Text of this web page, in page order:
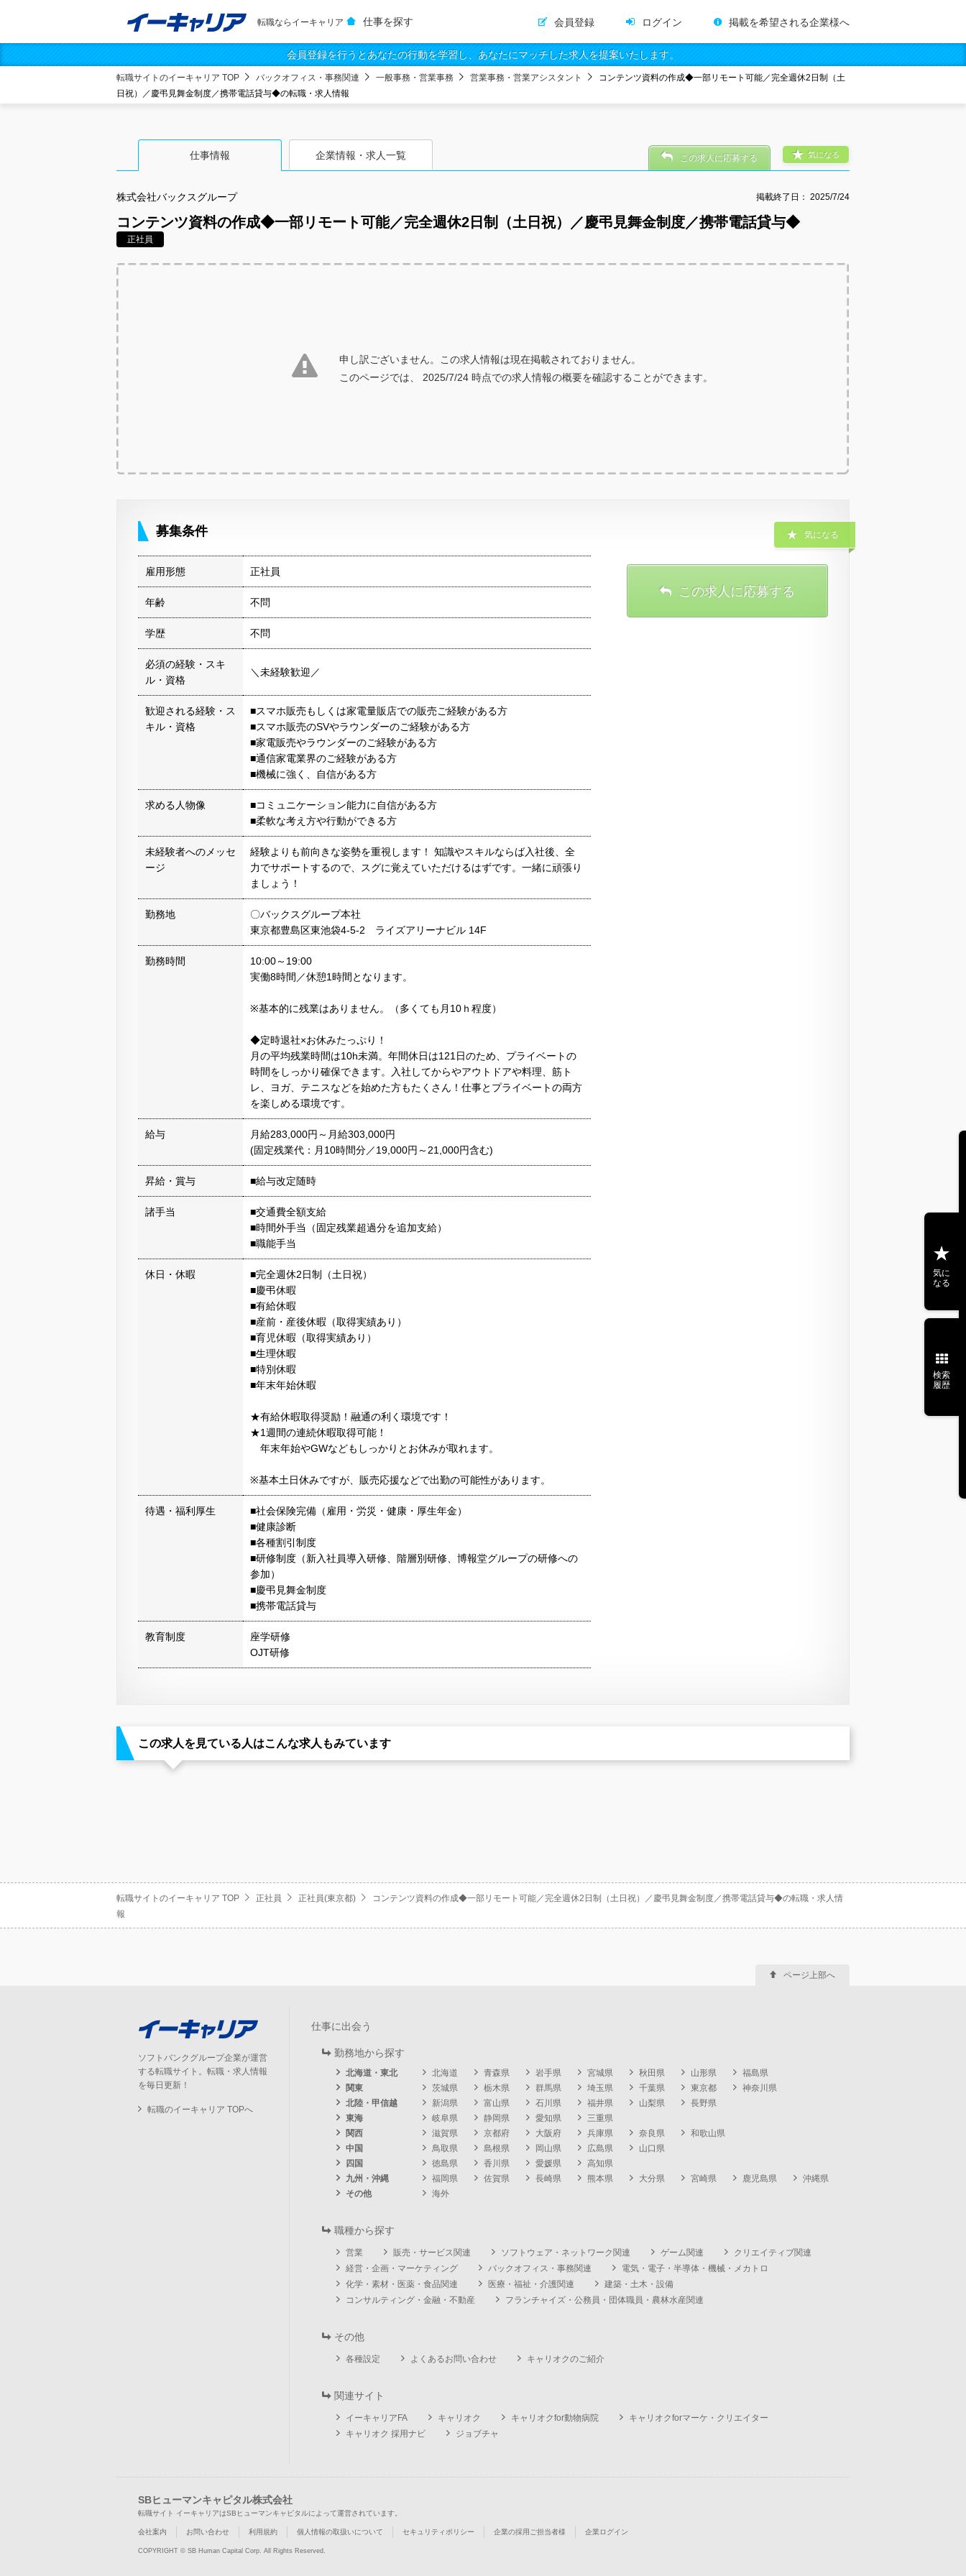
転職ならイーキャリア 仕事を探す 会員登録 ログイン 掲載を希望される企業様へ
会員登録を行うとあなたの行動を学習し、あなたにマッチした求人を提案いたします。
転職サイトのイーキャリア TOP バックオフィス・事務関連 一般事務・営業事務 営業事務・営業アシスタント
コンテンツ資料の作成◆一部リモート可能／完全週休2日制（土
日祝）／慶弔見舞金制度／携帯電話貸与◆の転職・求人情報
仕事情報 企業情報・求人一覧
株式会社バックスグループ 掲載終了日： 2025/7/24
コンテンツ資料の作成◆一部リモート可能／完全週休2日制（土日祝）／慶弔見舞金制度／携帯電話貸与◆
正社員
気になる
この求人に応募する
申し訳ございません。この求人情報は現在掲載されておりません。
このページでは、 2025/7/24 時点での求人情報の概要を確認することができます。
募集条件
雇用形態 正社員
年齢 不問
学歴 不問
必須の経験・スキ
ル・資格
＼未経験歓迎／
歓迎される経験・ス
キル・資格
■スマホ販売もしくは家電量販店での販売ご経験がある方
■スマホ販売のSVやラウンダーのご経験がある方
■家電販売やラウンダーのご経験がある方
■通信家電業界のご経験がある方
■機械に強く、自信がある方
求める人物像
■コミュニケーション能力に自信がある方
■柔軟な考え方や行動ができる方
未経験者へのメッセ
ージ
経験よりも前向きな姿勢を重視します！ 知識やスキルならば入社後、全
力でサポートするので、スグに覚えていただけるはずです。一緒に頑張り
ましょう！
勤務地
〇バックスグループ本社
東京都豊島区東池袋4-5-2 ライズアリーナビル 14F
勤務時間
10:00～19:00
実働8時間／休憩1時間となります。
※基本的に残業はありません。（多くても月10ｈ程度）
◆定時退社×お休みたっぷり！
月の平均残業時間は10h未満。年間休日は121日のため、プライベートの
時間をしっかり確保できます。入社してからやアウトドアや料理、筋ト
レ、ヨガ、テニスなどを始めた方もたくさん！仕事とプライベートの両方
を楽しめる環境です。
給与
月給283,000円～月給303,000円
(固定残業代：月10時間分／19,000円～21,000円含む)
昇給・賞与 ■給与改定随時
諸手当
■交通費全額支給
■時間外手当（固定残業超過分を追加支給）
■職能手当
休日・休暇
■完全週休2日制（土日祝）
■慶弔休暇
■有給休暇
■産前・産後休暇（取得実績あり）
■育児休暇（取得実績あり）
■生理休暇
■特別休暇
■年末年始休暇
★有給休暇取得奨励！融通の利く環境です！
★1週間の連続休暇取得可能！
年末年始やGWなどもしっかりとお休みが取れます。
※基本土日休みですが、販売応援などで出勤の可能性があります。
待遇・福利厚生
■社会保険完備（雇用・労災・健康・厚生年金）
■健康診断
■各種割引制度
■研修制度（新入社員導入研修、階層別研修、博報堂グループの研修への
参加）
■慶弔見舞金制度
■携帯電話貸与
教育制度
座学研修
OJT研修
気になる
この求人に応募する
この求人を見ている人はこんな求人もみています
転職サイトのイーキャリア TOP 正社員 正社員(東京都)
コンテンツ資料の作成◆一部リモート可能／完全週休2日制（土日祝）／慶弔見舞金制度／携帯電話貸与◆の転職・求人情
報
気に
なる
検索
履歴
ソフトバンクグループ企業が運営
する転職サイト。転職・求人情報
を毎日更新！
転職のイーキャリア TOPへ
仕事に出会う
勤務地から探す
北海道・東北 北海道 青森県 岩手県 宮城県 秋田県 山形県
福島県
関東
茨城県 栃木県 群馬県 埼玉県 千葉県 東京都
神奈川県
北陸・甲信越
新潟県 富山県 石川県 福井県 山梨県
長野県
東海
岐阜県 静岡県 愛知県
三重県
関西
滋賀県 京都府 大阪府 兵庫県 奈良県
和歌山県
中国
鳥取県 島根県 岡山県 広島県
山口県
四国
徳島県 香川県 愛媛県
高知県
九州・沖縄
福岡県 佐賀県 長崎県 熊本県 大分県 宮崎県 鹿児島県
沖縄県
その他
海外
職種から探す
営業 販売・サービス関連 ソフトウェア・ネットワーク関連 ゲーム関連
クリエイティブ関連
経営・企画・マーケティング
バックオフィス・事務関連
電気・電子・半導体・機械・メカトロ
化学・素材・医薬・食品関連
医療・福祉・介護関連
建築・土木・設備
コンサルティング・金融・不動産
フランチャイズ・公務員・団体職員・農林水産関連
その他
各種設定 よくあるお問い合わせ キャリオクのご紹介
関連サイト
イーキャリアFA キャリオク キャリオクfor動物病院
キャリオクforマーケ・クリエイター
キャリオク 採用ナビ
ジョブチャ
SBヒューマンキャピタル株式会社
転職サイト イーキャリアはSBヒューマンキャピタルによって運営されています。
会社案内 お問い合わせ 利用規約 個人情報の取扱いについて セキュリティポリシー 企業の採用ご担当者様 企業ログイン
COPYRIGHT © SB Human Capital Corp. All Rights Reserved.
ページ上部へ